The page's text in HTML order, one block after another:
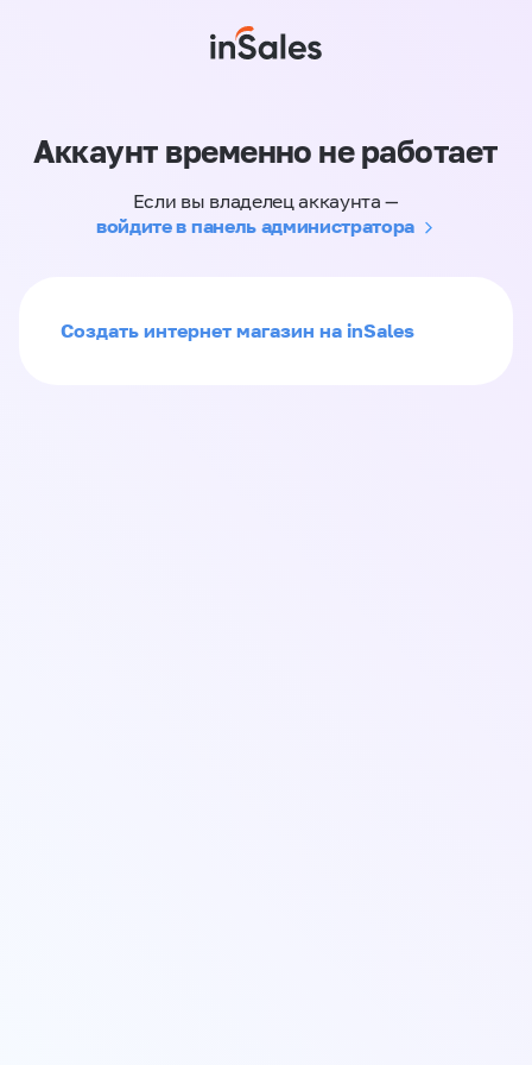
Аккаунт временно не работает
Если вы владелец аккаунта —
войдите в панель администратора
Создать интернет магазин на inSales